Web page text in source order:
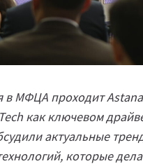
в МФЦА проходит
как ключевом
актуальные
которые